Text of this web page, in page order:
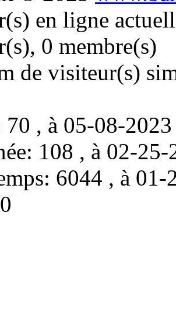
en ligne
0 membre(s)
de visiteur(s)
70 , à 05-08-
108 , à 02-
6044 , à